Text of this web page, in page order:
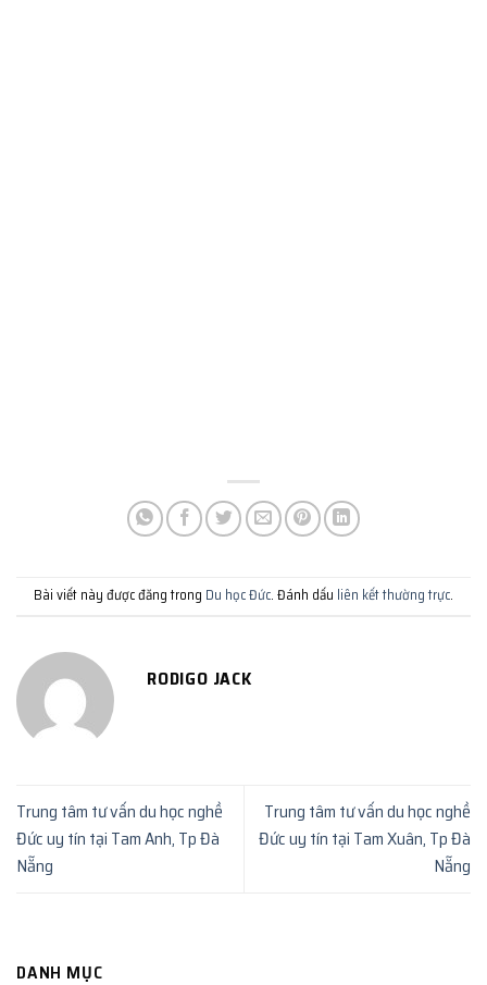
Bài viết này được đăng trong Du học Đức. Đánh dấu liên kết thường trực.
RODIGO JACK
Trung tâm tư vấn du học nghề
Đức uy tín tại Tam Anh, Tp Đà
Nẵng
Trung tâm tư vấn du học nghề
Đức uy tín tại Tam Xuân, Tp Đà
Nẵng
DANH MỤC